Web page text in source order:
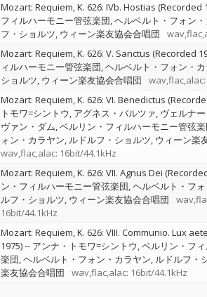
Mozart: Requiem, K. 626: IVb. Hostias (Recorded
フィルハーモニー管弦楽団 ヘルベルト・フォン
フ・ショルツ ウィーン楽友協会合唱団
Mozart: Requiem, K. 626: V. Sanctus (Recorded
ィルハーモニー管弦楽団 ヘルベルト・フォン・
ショルツ ウィーン楽友協会合唱団
Mozart: Requiem, K. 626: VI. Benedictus
トモワ=シントウ アグネス・バルツァ ヴェルナ
ヴァン・ダム ベルリン・フィルハーモニー管弦楽
ォン・カラヤン ルドルフ・ショルツ ウィーン楽
wav,flac,alac: 16bit/44.1kHz
Mozart: Requiem, K. 626: VII. Agnus Dei
ン・フィルハーモニー管弦楽団 ヘルベルト・フ
ルフ・ショルツ ウィーン楽友協会合唱団
16bit/44.1kHz
Mozart: Requiem, K. 626: VIII. Communio. Lux
1975)-- アンナ・トモワ=シントウ ベルリン・フ
楽団 ヘルベルト・フォン・カラヤン ルドルフ・
楽友協会合唱団
wav,flac,alac: 16bit/44.1kHz